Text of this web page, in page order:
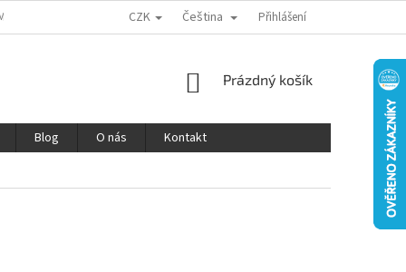
OCHRANY OSOBNÍCH ÚDAJŮ REKLAMACE A VRÁCENÍ ZBOŽÍ
CZK Čeština Přihlášení
NÁKUPNÍ
Prázdný košík
Blog O nás
Kontakt